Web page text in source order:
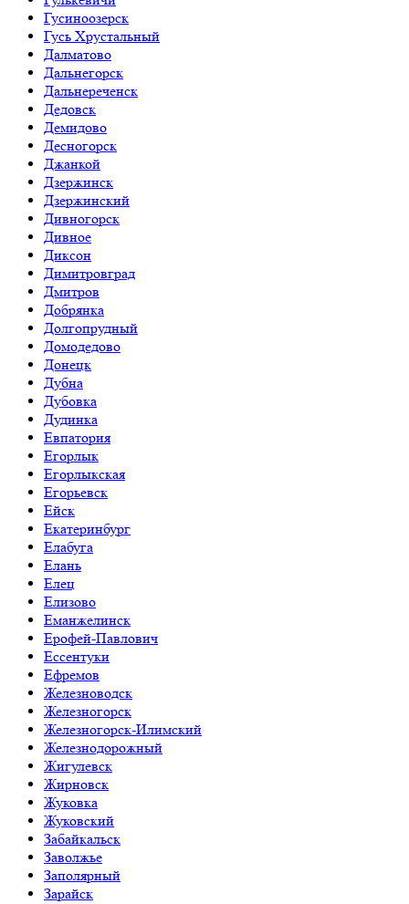
Гусиноозерск
Гусь Хрустальный
Далматово
Дальнегорск
Дальнереченск
Дедовск
Демидово
Десногорск
Джанкой
Дзержинск
Дзержинский
Дивногорск
Дивное
Диксон
Димитровград
Дмитров
Добрянка
Долгопрудный
Домодедово
Донецк
Дубна
Дубовка
Дудинка
Евпатория
Егорлык
Егорлыкская
Егорьевск
Ейск
Екатеринбург
Елабуга
Елань
Елец
Елизово
Еманжелинск
Ерофей-Павлович
Ессентуки
Ефремов
Железноводск
Железногорск
Железногорск-Илимский
Железнодорожный
Жигулевск
Жирновск
Жуковка
Жуковский
Забайкальск
Заволжье
Заполярный
Зарайск